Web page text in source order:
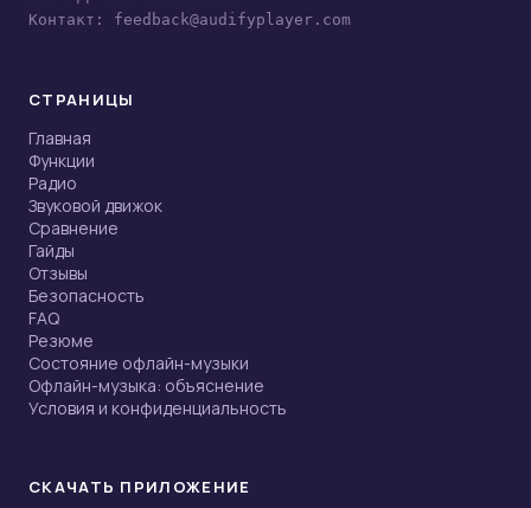
Контакт: feedback@audifyplayer.com
СТРАНИЦЫ
Главная
Функции
Радио
Звуковой движок
Сравнение
Гайды
Отзывы
Безопасность
FAQ
Резюме
Состояние офлайн-музыки
Офлайн-музыка: объяснение
Условия и конфиденциальность
СКАЧАТЬ ПРИЛОЖЕНИЕ